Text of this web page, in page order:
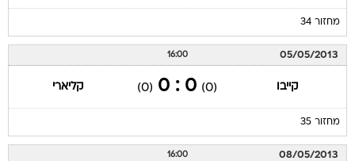
מחזור 34
05/05/2013
16:00
קייבו (0)
0 : 0
(0) קליארי
מחזור 35
08/05/2013
16:00